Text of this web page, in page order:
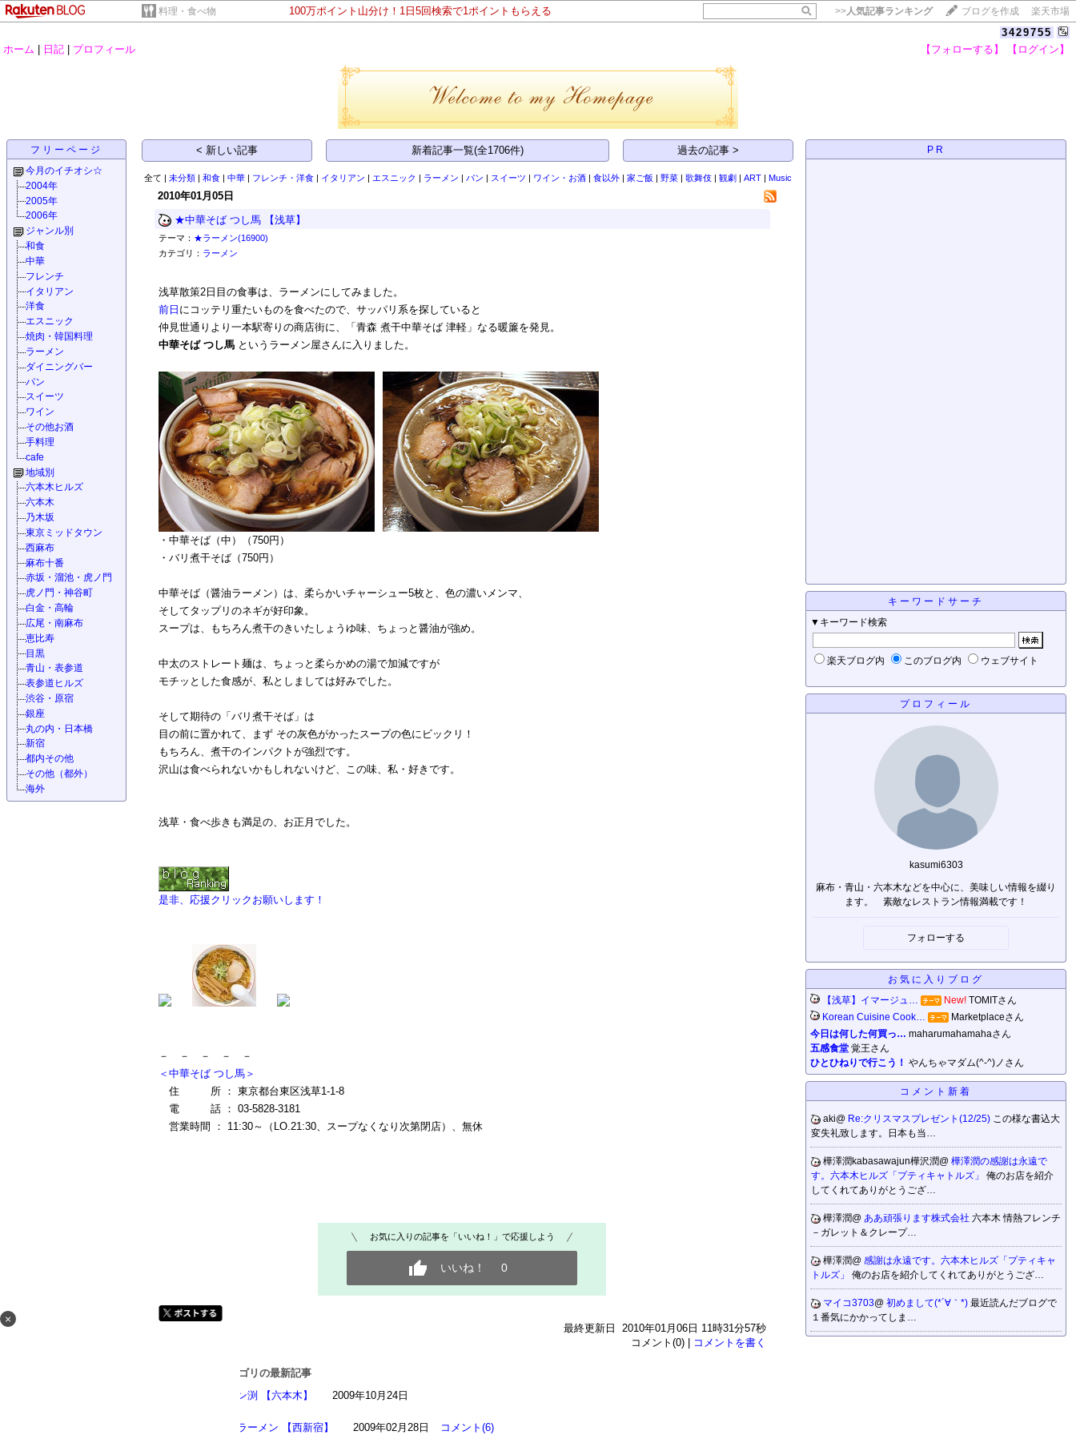
料理・食べ物 100万ポイント山分け！1日5回検索で1ポイントもらえる >>人気記事ランキング ブログを作成 楽天市場
いいね! --/--
3429755
ホーム
日記 プロフィール 【フォローする】 【ログイン】
フリーページ
今月のイチオシ☆
2004年
2005年
2006年
ジャンル別
和食
中華
フレンチ
イタリアン
洋食
エスニック
焼肉・韓国料理
ラーメン
ダイニングバー
パン
スイーツ
ワイン
その他お酒
手料理
cafe
地域別
六本木ヒルズ
六本木
乃木坂
東京ミッドタウン
西麻布
麻布十番
赤坂・溜池・虎ノ門
虎ノ門・神谷町
白金・高輪
広尾・南麻布
恵比寿
目黒
青山・表参道
表参道ヒルズ
渋谷・原宿
銀座
丸の内・日本橋
新宿
都内その他
その他（都外）
海外
< 新しい記事 新着記事一覧(全1706件) 過去の記事 >
全て | 未分類| 和食| 中華| フレンチ・洋食| イタリアン | エスニック | ラーメン | パン | スイーツ | ワイン・お酒| 食以外| 家ご飯 | 野菜| 歌舞伎| 観劇 | ART| Music
2010年01月05日
★中華そば つし馬 【浅草】
テーマ： ★ラーメン(16900)
カテゴリ： ラーメン
浅草散策2日目の食事は、ラーメンにしてみました。
前日 にコッテリ重たいものを食べたので、サッパリ系を探していると
仲見世通りより一本駅寄りの商店街に、「青森 煮干中華そば 津軽」なる暖簾を発見。
中華そば つし馬というラーメン屋さんに入りました。
・中華そば（中）（750円）
・バリ煮干そば（750円）
中華そば（醤油ラーメン）は、柔らかいチャーシュー5枚と、色の濃いメンマ、
そしてタップリのネギが好印象。
スープは、もちろん煮干のきいたしょうゆ味、ちょっと醤油が強め。
中太のストレート麺は、ちょっと柔らかめの湯で加減ですが
モチッとした食感が、私としましては好みでした。
そして期待の「バリ煮干そば」は
目の前に置かれて、まず その灰色がかったスープの色にビックリ！
もちろん、煮干のインパクトが強烈です。
沢山は食べられないかもしれないけど、この味、私・好きです。
浅草・食べ歩きも満足の、お正月でした。
是非、応援クリックお願いします！
－ － － － －
＜中華そば つし馬＞
住 所 ： 東京都台東区浅草1-1-8
電 話 ： 03-5828-3181
営業時間 ： 11:30～（LO.21:30、スープなくなり次第閉店）、無休
お気に入りの記事を「いいね！」で応援しよう
いいね！ 0
最終更新日 2010年01月06日 11時31分57秒
コメント(0) |
コメントを書く
[ラーメン] カテゴリの最新記事
★ラーメン渕 【六本木】
2009年10月24日
★満来でラーメン 【西新宿】 2009年02月28日 コメント(6)
PR
×
キーワードサーチ
▼キーワード検索
楽天ブログ内 このブログ内 ウェブサイト
プロフィール
kasumi6303
麻布・青山・六本木などを中心に、美味しい情報を綴り
ます。 素敵なレストラン情報満載です！
フォローする
お気に入りブログ
【浅草】イマージュ…
New! TOMITさん
Korean Cuisine Cook…
Marketplaceさん
今日は何した何買っ… maharumahamahaさん
五感食堂 覚王さん
ひとひねりで行こう！ やんちゃマダム(^-^)ノさん
コメント新着
aki@ Re:クリスマスプレゼント(12/25) この様な書込大
変失礼致します。日本も当…
樺澤潤kabasawajun樺沢潤@ 樺澤潤の感謝は永遠で
す。六本木ヒルズ「プティキャトルズ」 俺のお店を紹介
してくれてありがとうござ…
樺澤潤@ ああ頑張ります株式会社 六本木 情熱フレンチ
－ガレット＆クレープ…
樺澤潤@ 感謝は永遠です。六本木ヒルズ「プティキャ
トルズ」 俺のお店を紹介してくれてありがとうござ…
マイコ3703@ 初めまして(*´∀｀*) 最近読んだブログで
１番気にかかってしま…